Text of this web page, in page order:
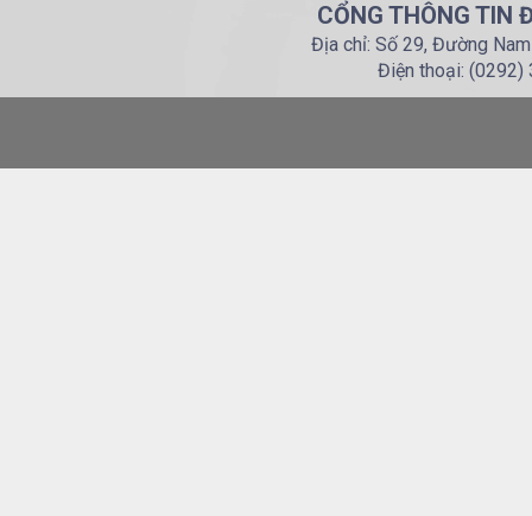
CỔNG THÔNG TIN
Địa chỉ: Số 29, Đường
Điện thoại: (0292)